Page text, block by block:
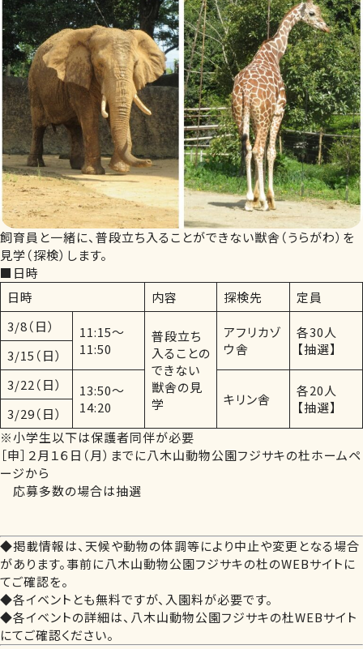
飼育員と一緒に、普段立ち入ることができない獣舎（うらがわ）を
見学（探検）します。
■日時
日時
内容 探検先
定員
3/8（日）
11:15～
11:50
普段立ち
入ることの
できない
獣舎の見
学
アフリカゾ
ウ舎
各30人
【抽選】
3/15（日）
3/22（日）
13:50～
14:20
キリン舎
各20人
【抽選】
3/29（日）
※小学生以下は保護者同伴が必要
［申］２月１６日（月）までに八木山動物公園フジサキの杜ホームペ
ージから
応募多数の場合は抽選
◆掲載情報は、天候や動物の体調等により中止や変更となる場合
があります。事前に八木山動物公園フジサキの杜のWEBサイトに
てご確認を。
◆各イベントとも無料ですが、入園料が必要です。
◆各イベントの詳細は、八木山動物公園フジサキの杜WEBサイト
にてご確認ください。